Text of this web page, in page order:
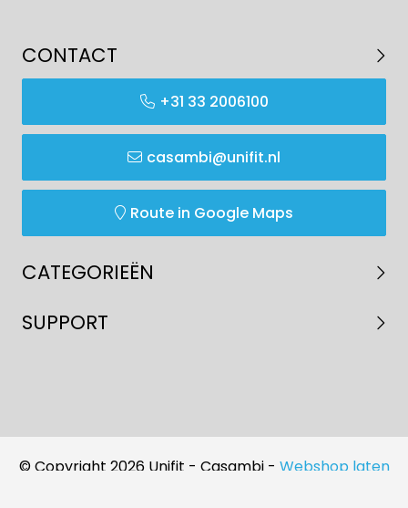
CONTACT
+31 33 2006100
casambi@unifit.nl
Route in Google Maps
CATEGORIEËN
SUPPORT
© Copyright 2026 Unifit - Casambi - Webshop laten